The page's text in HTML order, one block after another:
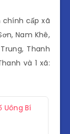
chính cấp xã
Nam Khê,
Thanh
và 1 xã: